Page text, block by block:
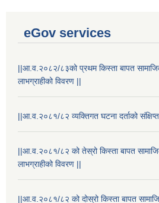
eGov services
||आ.व.२०८२/८३को प्रथम किस्ता बापत सामाजिक
लाभग्राहीको विवरण ||
||आ.व.२०८१/८२ व्यक्तिगत घटना दर्ताको
||आ.व.२०८१/८२ को तेस्रो किस्ता बापत सामाजिक
लाभग्राहीको विवरण ||
||आ.व.२०८१/८२ को दोस्रो किस्ता बापत सामाजिक